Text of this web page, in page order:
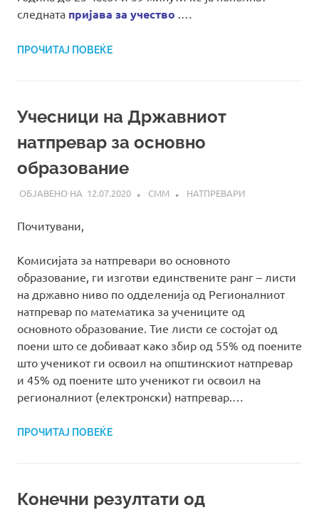
следната пријава за учество .…
ПРОЧИТАЈ ПОВЕЌЕ
Учесници на Државниот
натпревар за основно
образование
12.07.2020 СММ НАТПРЕВАРИ
Почитувани,
Комисијата за натпревари во основното
образование, ги изготви единствените ранг – листи
на државно ниво по одделенија од Регионалниот
натпревар по математика за учениците од
основното образование. Тие листи се состојат од
поени што се добиваат како збир од 55% од поените
што ученикот ги освоил на општинскиот натпревар
и 45% од поените што ученикот ги освоил на
регионалниот (електронски) натпревар.…
ПРОЧИТАЈ ПОВЕЌЕ
Конечни резултати од